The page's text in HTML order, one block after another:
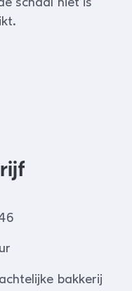
bakkerij